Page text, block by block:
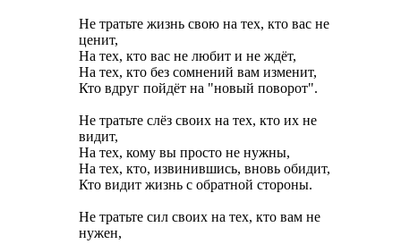
Не тратьте жизнь свою на тех, кто вас не
ценит,
На тех, кто вас не любит и не ждёт,
На тех, кто без сомнений вам изменит,
Кто вдруг пойдёт на "новый поворот".
Не тратьте слёз своих на тех, кто их не
видит,
На тех, кому вы просто не нужны,
На тех, кто, извинившись, вновь обидит,
Кто видит жизнь с обратной стороны.
Не тратьте сил своих на тех, кто вам не
нужен,